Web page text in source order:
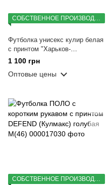
Футболка унисекс кулир белая
с принтом "Харьков-
ул.Ярослава Мудрого" (DTG) 2
стороны р. M
1 100 грн
Оптовые цены